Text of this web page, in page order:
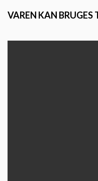
VAREN KAN BRUGES